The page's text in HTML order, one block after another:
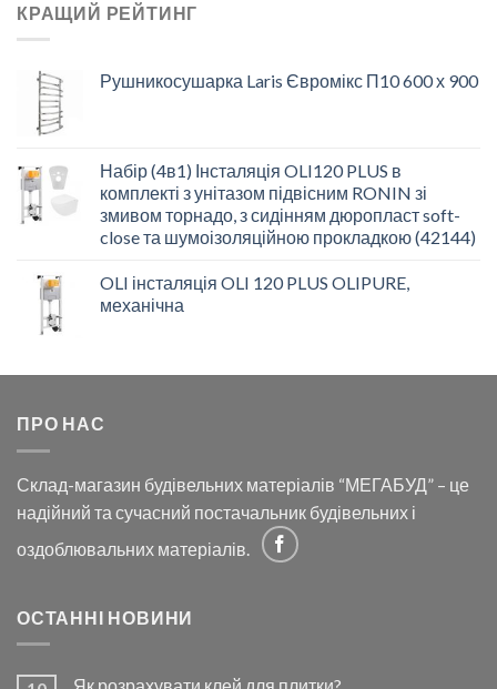
КРАЩИЙ РЕЙТИНГ
Рушникосушарка Laris Євромікс П10 600 х 900
Набір (4в1) Інсталяція OLI120 PLUS в
комплекті з унітазом підвісним RONIN зі
змивом торнадо, з сидінням дюропласт soft-
close та шумоізоляційною прокладкою (42144)
OLI інсталяція OLI 120 PLUS OLIPURE,
механічна
ПРО НАС
Склад-магазин будівельних матеріалів “МЕГАБУД” – це
надійний та сучасний постачальник будівельних і
оздоблювальних матеріалів.
ОСТАННІ НОВИНИ